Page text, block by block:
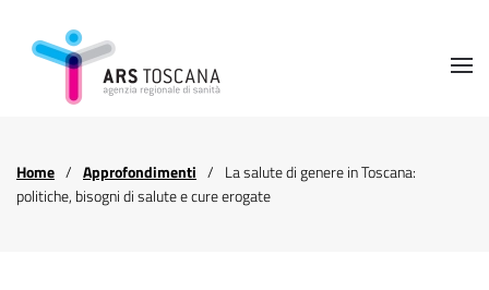
Home Approfondimenti
La salute di genere in Toscana:
politiche, bisogni di salute e cure erogate